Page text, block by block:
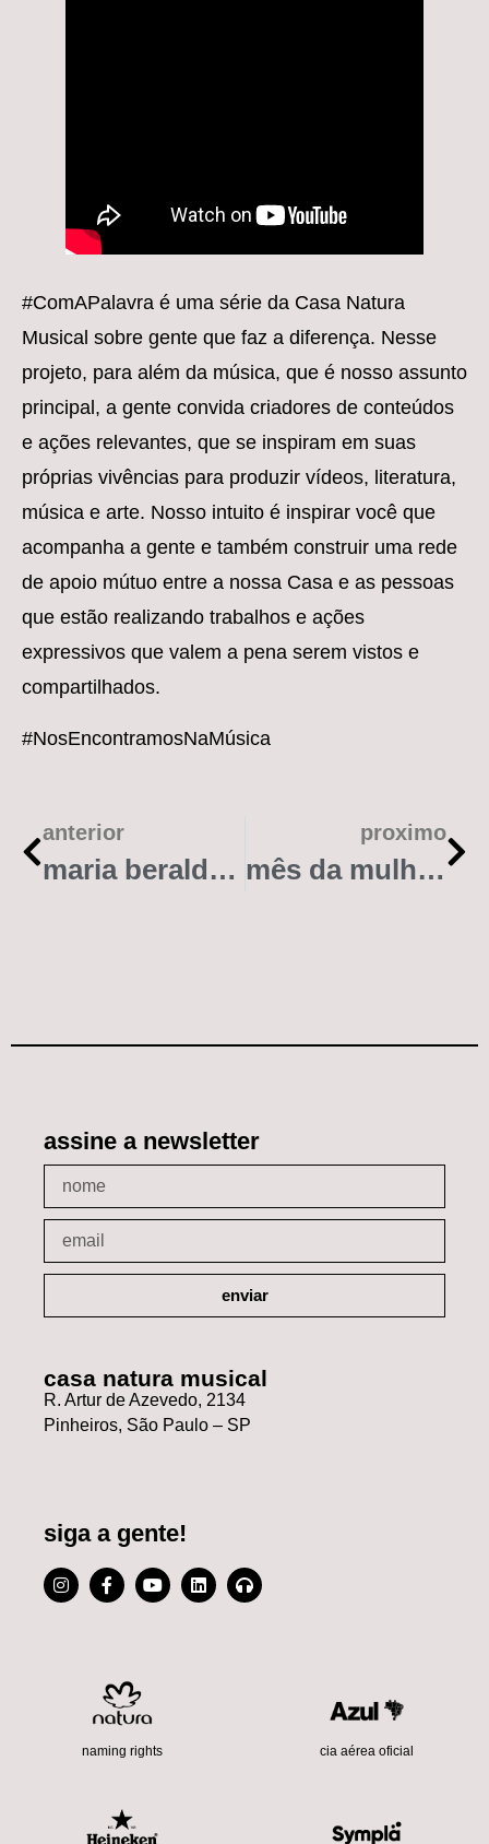
#ComAPalavra é uma série da Casa Natura
Musical sobre gente que faz a diferença. Nesse
projeto, para além da música, que é nosso assunto
principal, a gente convida criadores de conteúdos
e ações relevantes, que se inspiram em suas
próprias vivências para produzir vídeos, literatura,
música e arte. Nosso intuito é inspirar você que
acompanha a gente e também construir uma rede
de apoio mútuo entre a nossa Casa e as pessoas
que estão realizando trabalhos e ações
expressivos que valem a pena serem vistos e
compartilhados.
#NosEncontramosNaMúsica
anterior
maria beraldo: assista aos melhores momentos da série minidocs (vídeo)
proximo
mês da mulher: silvia borba
assine a newsletter
enviar
casa natura musical
R. Artur de Azevedo, 2134
Pinheiros, São Paulo – SP
siga a gente!
naming rights cia aérea oficial